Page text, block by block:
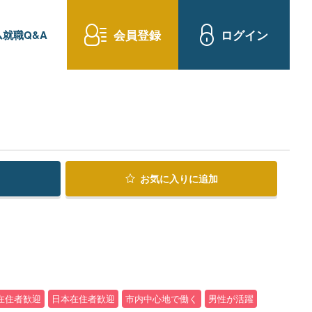
就職Q&A 会員登録 ログイン
お気に入り に追加
住者歓迎 日本在住者歓迎 市内中心地で働く
男性が活躍